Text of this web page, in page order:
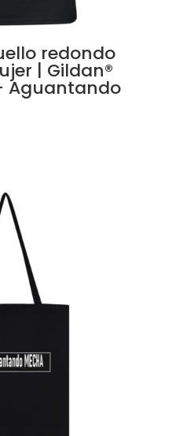
redondo
| Gildan®
Aguantando